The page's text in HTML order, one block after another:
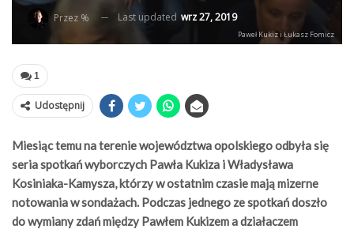
Przez % Last updated wrz 27, 2019
Paweł Kukiz i Łukasz Fomicz
1
Udostępnij
Miesiąc temu na terenie województwa opolskiego odbyła się
seria spotkań wyborczych Pawła Kukiza i Władysława
Kosiniaka-Kamysza, którzy w ostatnim czasie mają mizerne
notowania w sondażach. Podczas jednego ze spotkań doszło
do wymiany zdań między Pawłem Kukizem a działaczem